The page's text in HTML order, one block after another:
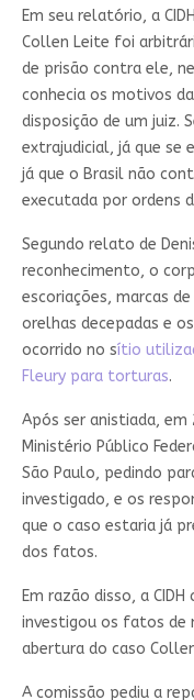
Em seu relatório, a
Collen Leite foi
de prisão contra ele,
conhecia os motivos
disposição de um juiz.
extrajudicial, já que se
já que o Brasil não
executada por ordens
Segundo relato de
reconhecimento, o
escoriações, marcas
orelhas decepadas e
ocorrido no sítio
Fleury para torturas.
Após ser anistiada, em
Ministério Público
São Paulo, pedindo
investigado, e os
que o caso estaria já
dos fatos.
Em razão disso, a
investigou os fatos de
abertura do caso
A comissão pediu a